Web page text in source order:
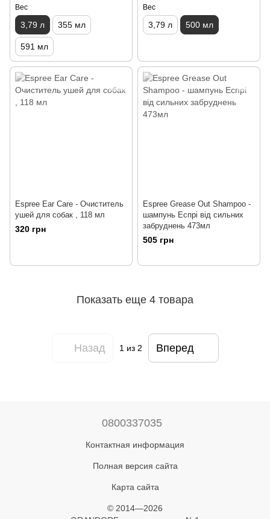
Вес
3,79 л 355 мл
591 мл
Вес
3,79 л 500 мл
Espree Ear Care - Очиститель
ушей для собак , 118 мл
320 грн
Espree Grease Out Shampoo -
шампунь Еспрі від сильних
забруднень 473мл
505 грн
Показать еще 4 товара
Назад 1 из 2 Вперед
0800337035
Контактная информация
Полная версия сайта
Карта сайта
© 2014—2026